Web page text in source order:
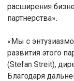
расширения
партнерства».
«Мы с
развития этого
(Stefan Streit),
Благодаря